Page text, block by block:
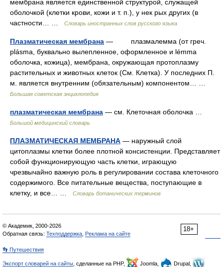
мембрана является единственной структурой, служащей
оболочкой (клетки крови, кожи и т. п.), у нек рых других (в
частности… …
Словарь иностранных слов русского языка
Плазматическая мембрана — плазмалемма (от греч.
plásma, буквально вылепленное, оформленное и lémma
оболочка, кожица), мембрана, окружающая протоплазму
растительных и животных клеток (См. Клетка). У последних П.
м. является внутренним (обязательным) компонентом… …
Большая советская энциклопедия
плазматическая мембрана — см. Клеточная оболочка …
Большой медицинский словарь
ПЛАЗМАТИЧЕСКАЯ МЕМБРАНА — наружный слой
цитоплазмы клетки более плотной консистенции. Представляет
собой функционирующую часть клетки, играющую
чрезвычайно важную роль в регулировании состава клеточного
содержимого. Все питательные вещества, поступающие в
клетку, и все… …
Словарь ботанических терминов
18+
© Академик, 2000-2026
Обратная связь: Техподдержка Реклама на сайте
👣 Путешествия
Экспорт словарей на сайты , сделанные на PHP, Joomla,
Drupal,